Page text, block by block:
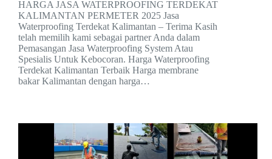
HARGA JASA WATERPROOFING TERDEKAT
KALIMANTAN PERMETER 2025 Jasa
Waterproofing Terdekat Kalimantan – Terima Kasih
telah memilih kami sebagai partner Anda dalam
Pemasangan Jasa Waterproofing System Atau
Spesialis Untuk Kebocoran. Harga Waterproofing
Terdekat Kalimantan Terbaik Harga membrane
bakar Kalimantan dengan harga…